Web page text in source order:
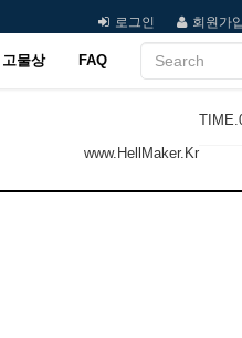
로그인 회원가입
물상 FAQ
www.HellMaker.Kr